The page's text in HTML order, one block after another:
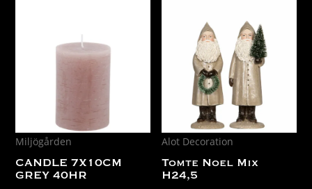
Miljögården
CANDLE 7X10CM
GREY 40HR
Alot Decoration
Tomte Noel Mix
H24,5